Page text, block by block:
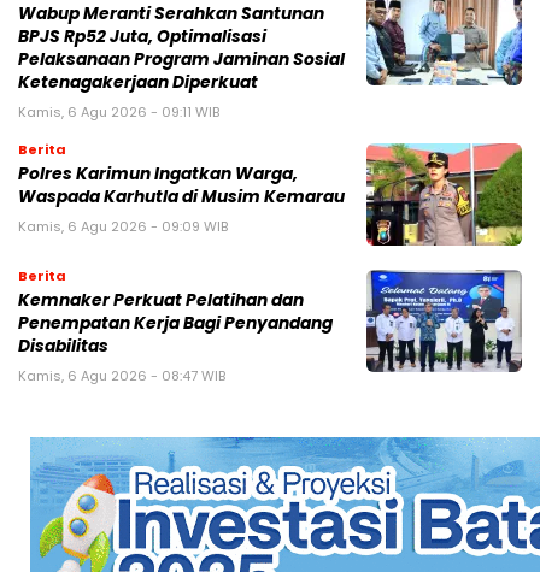
Wabup Meranti Serahkan Santunan
BPJS Rp52 Juta, Optimalisasi
Pelaksanaan Program Jaminan Sosial
Ketenagakerjaan Diperkuat
Kamis, 6 Agu 2026 - 09:11 WIB
Berita
Polres Karimun Ingatkan Warga,
Waspada Karhutla di Musim Kemarau
Kamis, 6 Agu 2026 - 09:09 WIB
Berita
Kemnaker Perkuat Pelatihan dan
Penempatan Kerja Bagi Penyandang
Disabilitas
Kamis, 6 Agu 2026 - 08:47 WIB